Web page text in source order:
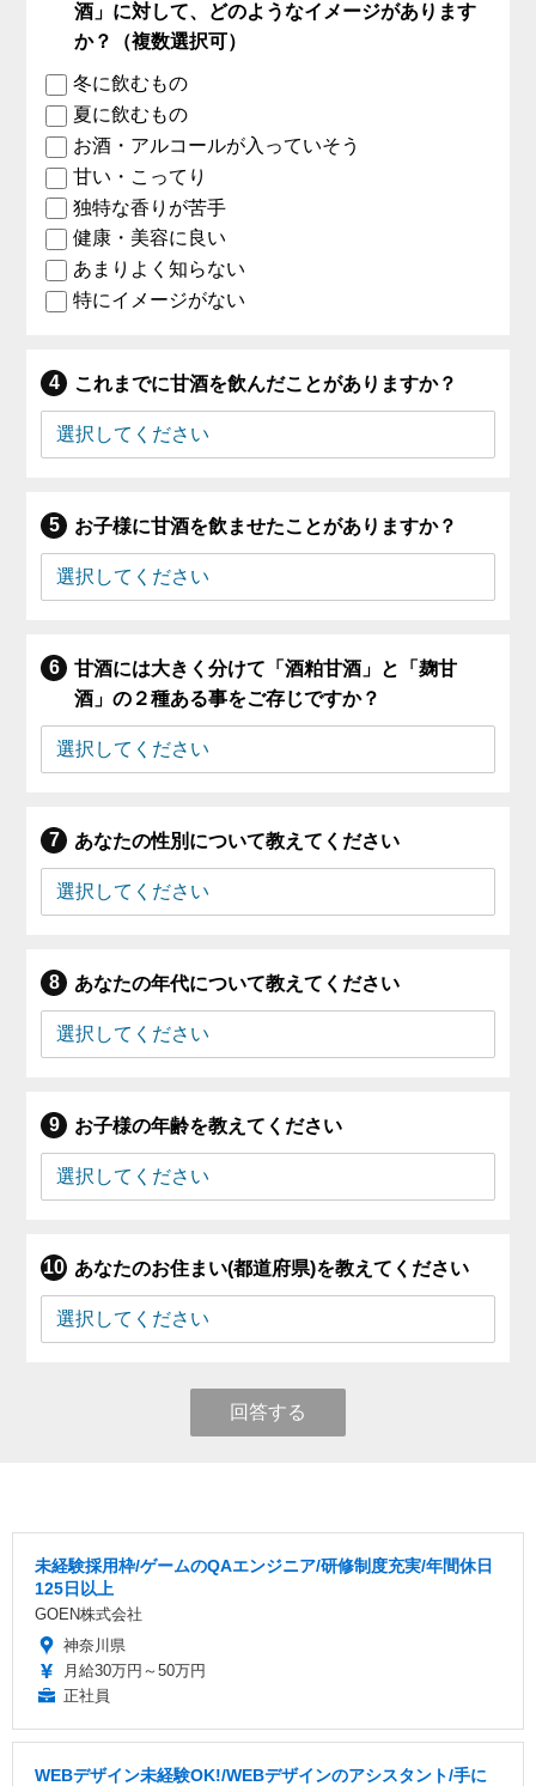
酒」に対して、どのようなイメージがあります
か？（複数選択可）
冬に飲むもの
夏に飲むもの
お酒・アルコールが入っていそう
甘い・こってり
独特な香りが苦手
健康・美容に良い
あまりよく知らない
特にイメージがない
これまでに甘酒を飲んだことがありますか？
お子様に甘酒を飲ませたことがありますか？
甘酒には大きく分けて「酒粕甘酒」と「麹甘
酒」の２種ある事をご存じですか？
あなたの性別について教えてください
あなたの年代について教えてください
お子様の年齢を教えてください
あなたのお住まい(都道府県)を教えてください
回答する
未経験採用枠/ゲームのQAエンジニア/研修制度充実/年間休日
125日以上
GOEN株式会社
神奈川県
月給30万円～50万円
正社員
WEBデザイン未経験OK!/WEBデザインのアシスタント/手に